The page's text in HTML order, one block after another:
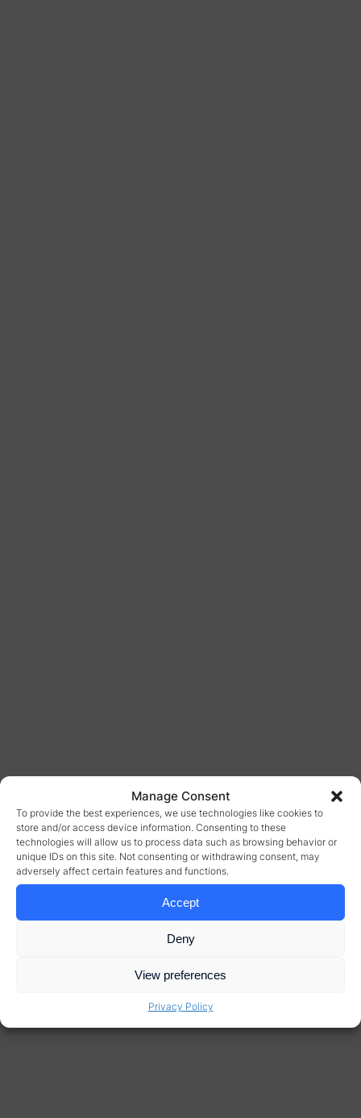
Manage Consent
To provide the best experiences, we use technologies like cookies to
store and/or access device information. Consenting to these
technologies will allow us to process data such as browsing behavior or
unique IDs on this site. Not consenting or withdrawing consent, may
adversely affect certain features and functions.
Accept
Deny
View preferences
Privacy Policy